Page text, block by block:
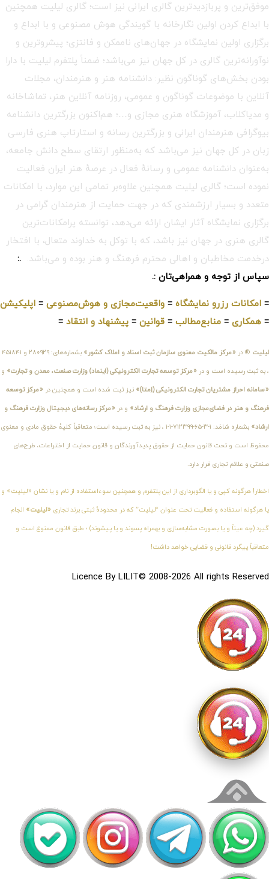
موفق‌ترین و پربازدیدترین گالری ایرانی نیز است؛ گالری لیلیت همچنین
با ابداع کردن اولین نگارخانه با گویندگی هوش مصنوعی و با ابداع و
برگزاری اولین نمایشگاه در جهان‌های ناممکن و فانتزی؛ پیشروترین و
نوآورانه‌ترین گالری در کل جهان نیز می‌باشد؛ ضمناً پلتفرم لیلیت با دارا
بودن بخش‌های گوناگون نظیر: دانشنامه هنر و هنرمندان، مجلات
آنلاین با موضوعات گوناگون و عمومی، روزنامه آنلاین هنر، تماشاخانه
و مدیاکلاب، آموزشگاه هنری مجازی و…؛ هم‌اکنون بزرگترین دانشنامه
بیوگرافی هنرمندان ایرانی و بزرگترین رسانه و استارتاپ هنری فارسی
زبان در کل جهان نیز می‌باشد که به‌منظور ارتقای سطح دانش جامعه،
به‌عنوان دانشنامه عمومی و رسانهٔ فعال در عرصهٔ هنر ایران فعالیت
نموده است؛ گالری لیلیت همچنین علاوه‌بر تمامی این موارد، با امکانات
متعدد و بسیار ارزشمندی که در جهت حمایت از هنرمندان گرامی در
برگزاری نمایشگاه آثار ایشان ارائه می‌دهد، توانسته پرامکانات‌ترین
گالری هنری در جهان نیز باشد، که با توکل به خداوند متعال، با افتخار
درخدمت مخاطبان و اهالی محترم فرهنگ و هنر بوده و می‌باشد. .:
سپاس از توجه و همراهی‌تان :.
≡ امکانات رزرو نمایشگاه ≡ واقعیت‌مجازی و هوش‌مصنوعی ≡ اپلیکیشن
≡ همکاری ≡ منابع‌مطالب ≡ قوانین ≡ پیشنهاد و انتقاد ≡
لیلیت ® در «مرکز مالکیت معنوی سازمان ثبت اسناد و املاک کشور» بشماره‌های: ۲۸۰۹۲۹ و ۴۵۱۸۴۱
، به ثبت رسیده است و در «مرکز توسعه تجارت الکترونیکی (اینماد) وزارت صنعت، معدن و تجارت» و
«سامانه احراز مشتریان تجارت الکترونیکی (اِمتا)» نیز ثبت شده است و همچنین در «مرکز توسعه
فرهنگ و هنر در فضای‌مجازی وزارت فرهنگ و ارشاد» و در «مرکز رسانه‌های دیجیتال وزارت فرهنگ و
ارشاد» بشماره شامَد: ۱-۳-۶۵-۷۱۲۳۹۹-۱-۱ ، نیز به ثبت رسیده است؛ متعاقباً کلیهٔ حقوق مادی و معنوی
محفوظ است و تحت قانون حمایت از حقوق پدیدآورندگان و قانون حمایت از اختراعات، طرح‌های
صنعتی و علائم تجاری قرار دارد.
اخطار! هرگونه کپی و یا الگوبرداری از این پلتفرم و همچنین سوءاستفاده از نام و یا نشان «لیلیت» و
یا هرگونه استفاده و فعالیت تحت عنوان “لیلیت” که در محدودهٔ ثبتی برند تجاری «لیلیت» انجام
گیرد (چه عیناً و یا بصورت مشابه‌سازی و بهمراه پسوند و یا پیشوند) ؛ طبق قانون ممنوع است و
متعاقباً پیگرد قانونی و قضایی خواهد داشت!
Licence By LILIT© 2008-2026 All rights Reserved